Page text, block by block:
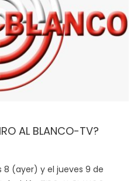
AL BLANCO-TV?
8 (ayer) y el jueves 9 de